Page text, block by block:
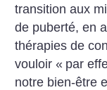
transition aux
de puberté, en
thérapies de
vouloir « par
notre bien-être